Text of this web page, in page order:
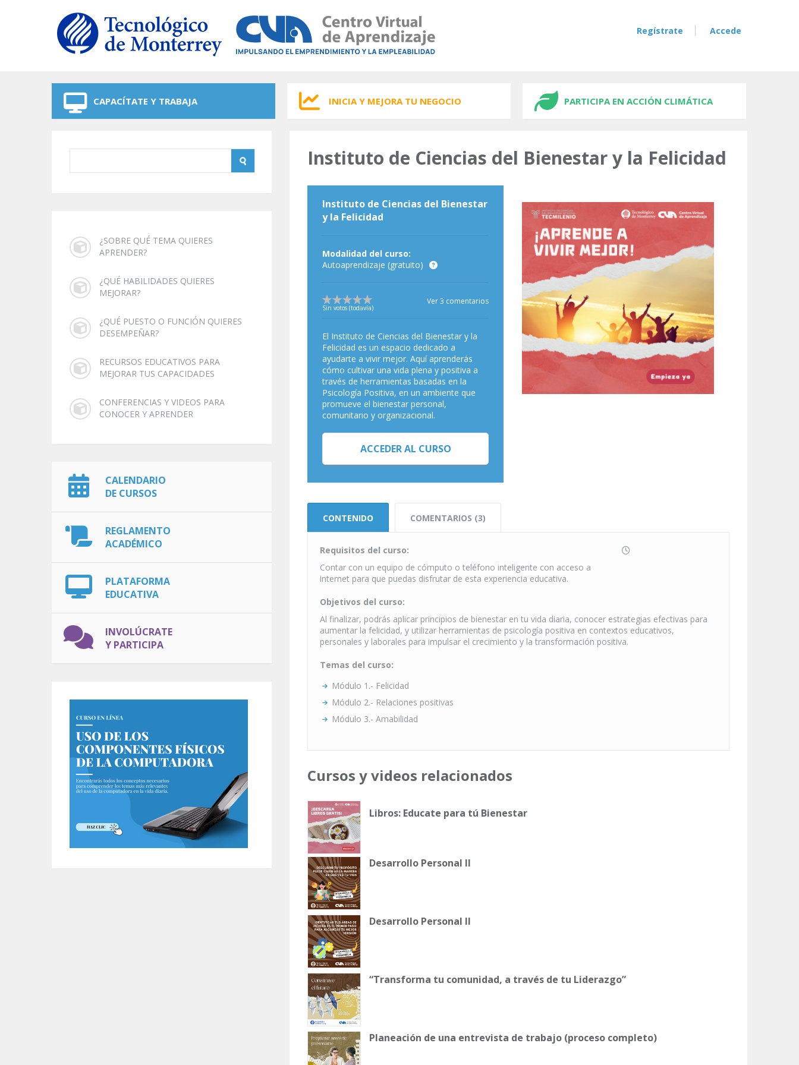
Regístrate Accede
CAPACÍTATE Y TRABAJA INICIA Y MEJORA TU NEGOCIO PARTICIPA EN ACCIÓN CLIMÁTICA
¿SOBRE QUÉ TEMA QUIERES
APRENDER?
¿QUÉ HABILIDADES QUIERES
MEJORAR?
¿QUÉ PUESTO O FUNCIÓN QUIERES
DESEMPEÑAR?
RECURSOS EDUCATIVOS PARA
MEJORAR TUS CAPACIDADES
CONFERENCIAS Y VIDEOS PARA
CONOCER Y APRENDER
CALENDARIO
DE CURSOS
REGLAMENTO
ACADÉMICO
PLATAFORMA
EDUCATIVA
INVOLÚCRATE
Y PARTICIPA
Instituto de Ciencias del Bienestar y la Felicidad
Instituto de Ciencias del Bienestar
y la Felicidad
Modalidad del curso:
Autoaprendizaje (gratuito)
Sin votos (todavía)
Ver 3 comentarios
El Instituto de Ciencias del Bienestar y la
Felicidad es un espacio dedicado a
ayudarte a vivir mejor. Aquí aprenderás
cómo cultivar una vida plena y positiva a
través de herramientas basadas en la
Psicología Positiva, en un ambiente que
promueve el bienestar personal,
comunitario y organizacional.
ACCEDER AL CURSO
CONTENIDO COMENTARIOS (3)
Requisitos del curso:
Contar con un equipo de cómputo o teléfono inteligente con acceso a
internet para que puedas disfrutar de esta experiencia educativa.
Objetivos del curso:
Al finalizar, podrás aplicar principios de bienestar en tu vida diaria, conocer estrategias efectivas para
aumentar la felicidad, y utilizar herramientas de psicología positiva en contextos educativos,
personales y laborales para impulsar el crecimiento y la transformación positiva.
Temas del curso:
Módulo 1.- Felicidad
Módulo 2.- Relaciones positivas
Módulo 3.- Amabilidad
Cursos y videos relacionados
Libros: Educate para tú Bienestar
Desarrollo Personal II
Desarrollo Personal II
“Transforma tu comunidad, a través de tu Liderazgo”
Planeación de una entrevista de trabajo (proceso completo)